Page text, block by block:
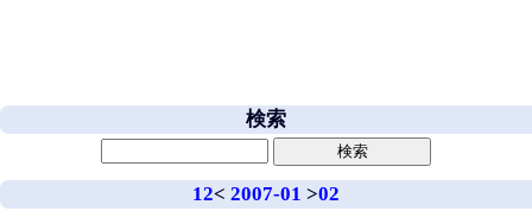
検索
12< 2007-01 >02